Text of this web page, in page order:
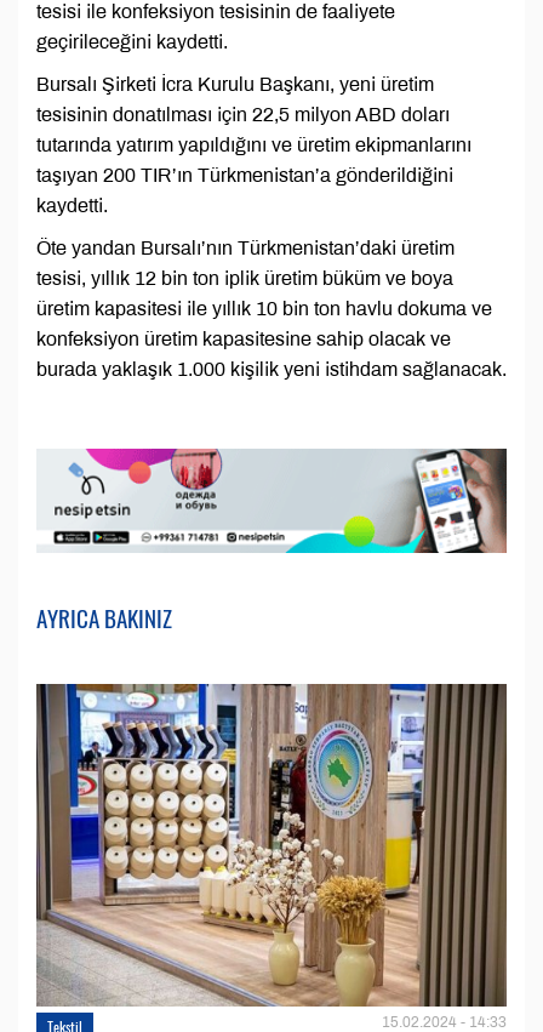
tesisi ile konfeksiyon tesisinin de faaliyete
geçirileceğini kaydetti.
Bursalı Şirketi İcra Kurulu Başkanı, yeni üretim
tesisinin donatılması için 22,5 milyon ABD doları
tutarında yatırım yapıldığını ve üretim ekipmanlarını
taşıyan 200 TIR’ın Türkmenistan’a gönderildiğini
kaydetti.
Öte yandan Bursalı’nın Türkmenistan’daki üretim
tesisi, yıllık 12 bin ton iplik üretim büküm ve boya
üretim kapasitesi ile yıllık 10 bin ton havlu dokuma ve
konfeksiyon üretim kapasitesine sahip olacak ve
burada yaklaşık 1.000 kişilik yeni istihdam sağlanacak.
AYRICA BAKINIZ
Tekstil 15.02.2024 - 14:33